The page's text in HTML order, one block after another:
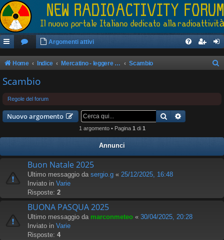
Argomenti attivi
Home Indice Mercatino - leggere il regolamento prima di postare Scambio
Scambio
Regole del forum
Nuovo argomento Cerca
1 argomento • Pagina 1 di 1
Annunci
Buon Natale 2025
Ultimo messaggio da sergio.g « 25/12/2025, 16:48
Inviato in Varie
Risposte: 2
BUONA PASQUA 2025
Ultimo messaggio da marconmeteo « 30/04/2025, 20:28
Inviato in Varie
Risposte: 4